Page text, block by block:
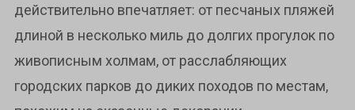
действительно впечатляет: от песчаных пляжей
длиной в несколько миль до долгих прогулок по
живописным холмам, от расслабляющих
городских парков до диких походов по местам,